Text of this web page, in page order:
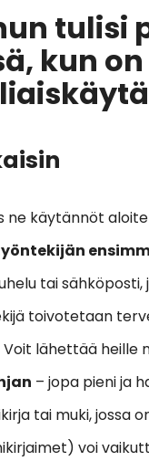
tulisi
kun
ne käytännöt
tai sähköposti,
toivotetaan
lähettää heille
– jopa pieni ja
tai muki, jossa
voi